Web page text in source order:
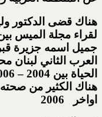
جميل اسمه جزيرة
العرب الثاني لبنان
هناك الكثير من
اواخر 2006